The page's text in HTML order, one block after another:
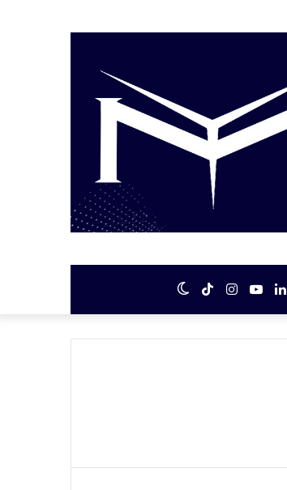
المظلم
TikTok
انستقرام يوتيوب لينكدإنفيسبوك